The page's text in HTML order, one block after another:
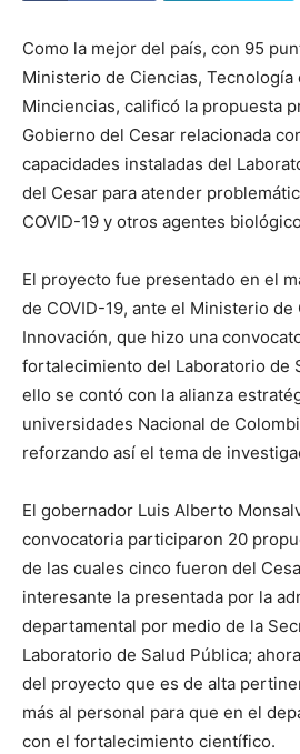
Como la mejor del país, con 95
Ministerio de Ciencias, Tecnología
Minciencias, calificó la propuesta
Gobierno del Cesar relacionada
capacidades instaladas del
del Cesar para atender
COVID-19 y otros agentes
El proyecto fue presentado en el
de COVID-19, ante el Ministerio
Innovación, que hizo una
fortalecimiento del Laboratorio de
ello se contó con la alianza
universidades Nacional de
reforzando así el tema de
El gobernador Luis Alberto
convocatoria participaron 20
de las cuales cinco fueron del
interesante la presentada por la
departamental por medio de la
Laboratorio de Salud Pública;
del proyecto que es de alta
más al personal para que en el
con el fortalecimiento científico.